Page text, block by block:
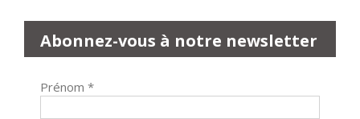
Abonnez-vous à notre newsletter
Prénom *